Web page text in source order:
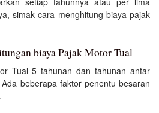
simak cara menghitung biaya pajak
biaya Pajak Motor Tual
Tual 5 tahunan dan tahunan antar
beberapa faktor penentu besaran